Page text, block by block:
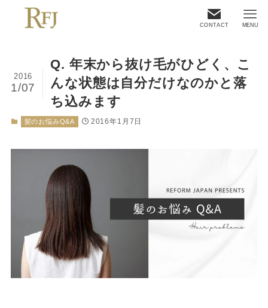
CONTACT MENU
Q. 年末から抜け毛がひどく、こ
んな状態は自分だけなのかと落
ち込みます
2016
1/07
髪のお悩みQ&A 2016年1月7日